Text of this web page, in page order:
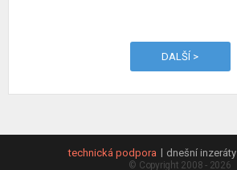
DALŠÍ >
technická podpora dnešní inzeráty
© Copyright 2008 - 2026